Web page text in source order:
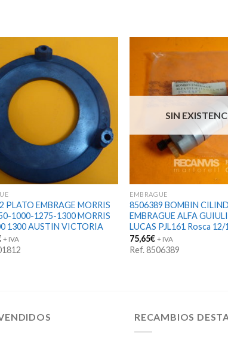
PLATO EMBRAGE MORRIS
1000-1275-1300 MORRIS
1300 AUSTIN VICTORIA
+ IVA
SIN
EMBRAGUE
8506389 BOMBIN
EMBRAGUE ALFA
LUCAS PJL161 Rosca 12/
75,65€ + IVA
Ref. 8506389
RECAMBIOS